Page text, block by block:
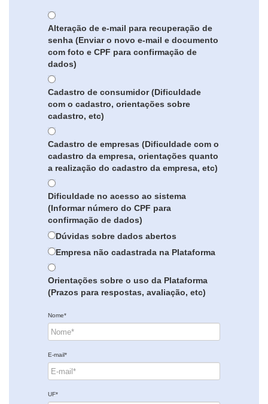
Alteração de e-mail para recuperação de
senha (Enviar o novo e-mail e documento
com foto e CPF para confirmação de
dados)
Cadastro de consumidor (Dificuldade
com o cadastro, orientações sobre
cadastro, etc)
Cadastro de empresas (Dificuldade com o
cadastro da empresa, orientações quanto
a realização do cadastro da empresa, etc)
Dificuldade no acesso ao sistema
(Informar número do CPF para
confirmação de dados)
Dúvidas sobre dados abertos
Empresa não cadastrada na Plataforma
Orientações sobre o uso da Plataforma
(Prazos para respostas, avaliação, etc)
Nome*
E-mail*
UF*